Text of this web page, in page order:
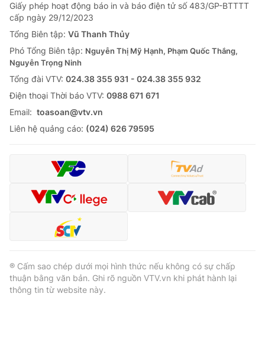
Giấy phép hoạt động báo in và báo điện tử số 483/GP-BTTTT
cấp ngày 29/12/2023
Tổng Biên tập: Vũ Thanh Thủy
Phó Tổng Biên tập: Nguyễn Thị Mỹ Hạnh, Phạm Quốc Thắng,
Nguyễn Trọng Ninh
Tổng đài VTV: 024.38 355 931 - 024.38 355 932
Ðiện thoại Thời báo VTV: 0988 671 671
Email: toasoan@vtv.vn
Liên hệ quảng cáo: (024) 626 79595
® Cấm sao chép dưới mọi hình thức nếu không có sự chấp
thuận bằng văn bản. Ghi rõ nguồn VTV.vn khi phát hành lại
thông tin từ website này.